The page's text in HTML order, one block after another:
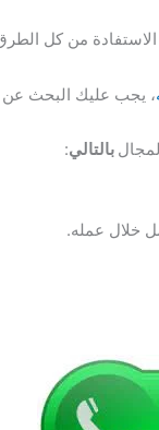
الاستفادة من كل
، يجب عليك البحث عن
بالتالي:
خلال عمله.